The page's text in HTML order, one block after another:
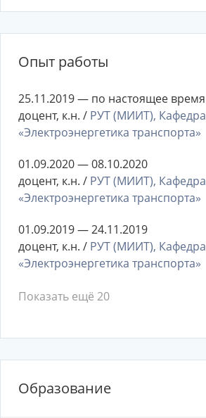
Опыт работы
25.11.2019 — по настоящее время
доцент, к.н. / РУТ (МИИТ), Кафедра
«Электроэнергетика транспорта»
01.09.2020 — 08.10.2020
доцент, к.н. / РУТ (МИИТ), Кафедра
«Электроэнергетика транспорта»
01.09.2019 — 24.11.2019
доцент, к.н. / РУТ (МИИТ), Кафедра
«Электроэнергетика транспорта»
Показать ещё 20
Образование